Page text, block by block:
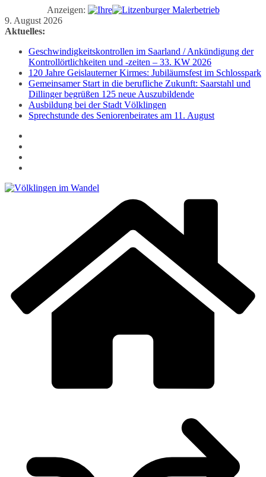
Anzeigen:
Zum
Inhalt
9. August 2026
Aktuelles:
Geschwindigkeitskontrollen im Saarland / Ankündigung der
Kontrollörtlichkeiten und -zeiten – 33. KW 2026
120 Jahre Geislauterner Kirmes: Jubiläumsfest im Schlosspark
Gemeinsamer Start in die berufliche Zukunft: Saarstahl und
Dillinger begrüßen 125 neue Auszubildende
Ausbildung bei der Stadt Völklingen
Sprechstunde des Seniorenbeirates am 11. August